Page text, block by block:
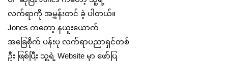
လက်ရာကို အမွှန်းတင် ခဲ့ ပါတယ်။
Jones ကတော့ နယူးယောက်
အခြေစိုက် ပန်းပု လက်ရာပညာရှင်တစ်
ဦး ဖြစ်ပြီး သူ့ရဲ့ Website မှာ ဖော်ပြ